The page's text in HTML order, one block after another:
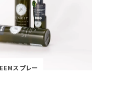
スプレー